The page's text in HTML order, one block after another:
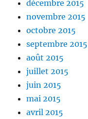
décembre 2015
novembre 2015
octobre 2015
septembre 2015
août 2015
juillet 2015
juin 2015
mai 2015
avril 2015